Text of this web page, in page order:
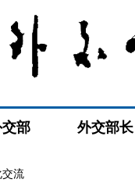
部 外交部长
交流